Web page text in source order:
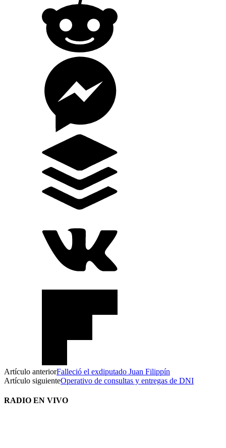
Artículo anteriorFalleció el exdiputado Juan Filippín
Artículo siguienteOperativo de consultas y entregas de DNI
RADIO EN VIVO